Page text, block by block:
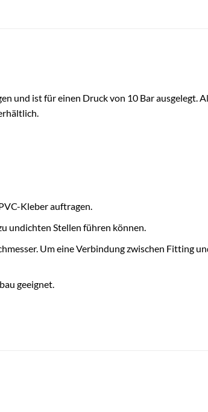
und ist für einen Druck von 10 Bar ausgelegt.
Kleber auftragen.
undichten Stellen führen können.
Um eine Verbindung zwischen Fitting
geeignet.